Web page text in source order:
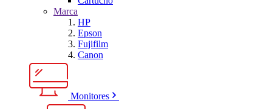
Marca
HP
Epson
Fujifilm
Canon
Monitores